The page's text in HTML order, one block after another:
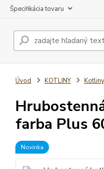
Špecifikácia tovaru
Úvod KOTLINY
farba Plus
Novinka